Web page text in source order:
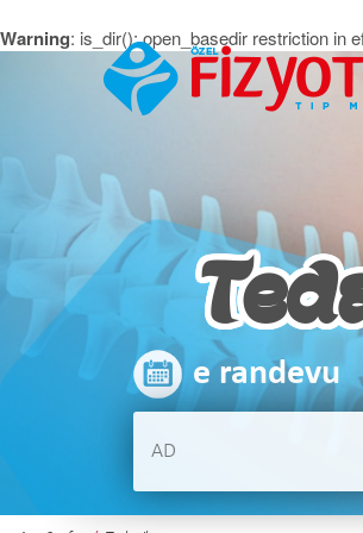
Warning: is_dir(): open_basedir restriction in
e randevu